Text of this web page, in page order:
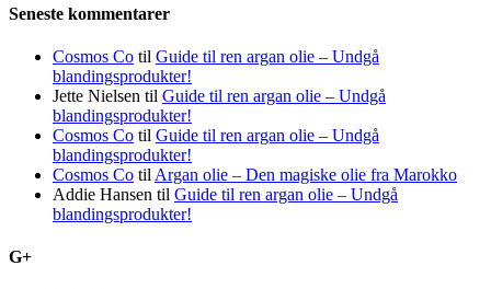
Seneste kommentarer
Cosmos Co til Guide til ren argan olie – Undgå
blandingsprodukter!
Jette Nielsen til Guide til ren argan olie – Undgå
blandingsprodukter!
Cosmos Co til Guide til ren argan olie – Undgå
blandingsprodukter!
Cosmos Co til Argan olie – Den magiske olie fra Marokko
Addie Hansen til Guide til ren argan olie – Undgå
blandingsprodukter!
G+